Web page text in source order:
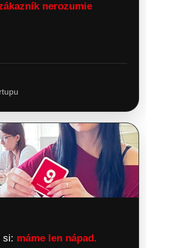
nerozumie
si: máme len nápad.